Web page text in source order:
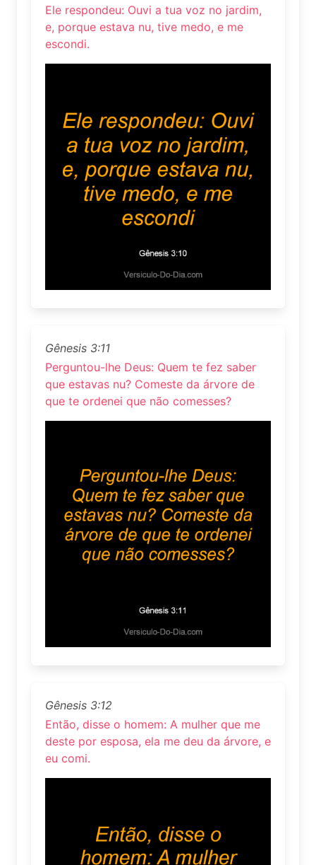
Ele respondeu: Ouvi a tua voz no jardim,
e, porque estava nu, tive medo, e me
escondi.
Gênesis 3:11
Perguntou-lhe Deus: Quem te fez saber
que estavas nu? Comeste da árvore de
que te ordenei que não comesses?
Gênesis 3:12
Então, disse o homem: A mulher que me
deste por esposa, ela me deu da árvore, e
eu comi.